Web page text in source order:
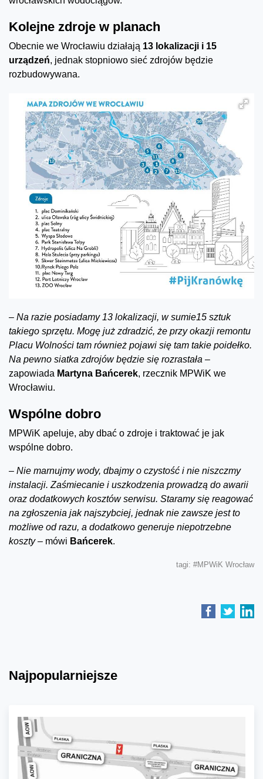
Kolejne zdroje w planach
Obecnie we Wrocławiu działają 13 lokalizacji i 15
urządzeń, jednak stopniowo sieć zdrojów będzie
rozbudowywana.
– Na razie posiadamy 13 lokalizacji, w sumie15 sztuk
takiego sprzętu. Mogę już zdradzić, że przy okazji remontu
Placu Wolności tam również pojawi się tam takie poidełko.
Na pewno siatka zdrojów będzie się rozrastała –
zapowiada Martyna Bańcerek, rzecznik MPWiK we
Wrocławiu.
Wspólne dobro
MPWiK apeluje, aby dbać o zdroje i traktować je jak
wspólne dobro.
– Nie marnujmy wody, dbajmy o czystość i nie niszczmy
instalacji. Zaśmiecanie i uszkodzenia prowadzą do awarii
oraz dodatkowych kosztów serwisu. Staramy się reagować
na zgłoszenia jak najszybciej, jednak nie zawsze jest to
możliwe od razu, a dodatkowo generuje niepotrzebne
koszty – mówi Bańcerek.
tagi: #MPWiK Wrocław
Najpopularniejsze